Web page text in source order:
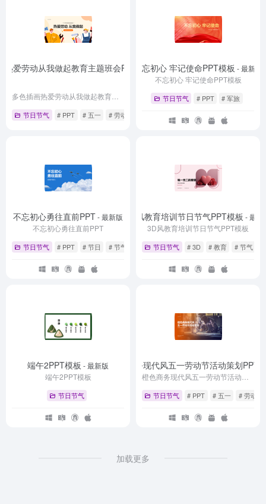
热爱劳动从我做起教育主题班会PPT - 最新版
节日节气 # PPT # 五一 # 劳动局
不忘初心 牢记使命PPT模板 - 最新版
不忘初心 牢记使命PPT模板
节日节气 # PPT # 军旅
不忘初心勇往直前PPT- 最新版
不忘初心勇往直前PPT
节日节气 # PPT # 节日 # 节气
3D风教育培训节日节气PPT模板 - 最新
3D风教育培训节日节气PPT模板
节日节气 # 3D # 教育 # 节气
端午2PPT模板 - 最新版
端午2PPT模板
节日节气
橙色商务现代风五一劳动节活动策划PPT
节日节气 # PPT # 五一 # 劳动节
加载更多